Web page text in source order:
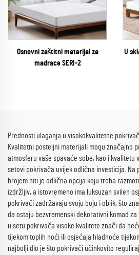
Osnovni zaštitni materijal za
madrace SERI-2
U
Prednosti ulaganja u visokokvalitetne
Kvalitetni posteljni materijali mogu značajno
atmosferu vaše spavaće sobe, kao i kvalitetu
setovi pokrivača uvijek odlična investicija. Na
brojem niti je odlična opcija koju treba
izdržljiv, a istovremeno ima luksuzan svilen
pokrivači zadržavaju svoju boju i oblik, što
da ostaju bezvremenski dekorativni komad
u setu pokrivača visoke kvalitete znači da
tijekom toplih noći ili osjećaja hladnoće
najbolji dio je što pokrivači učinkovito